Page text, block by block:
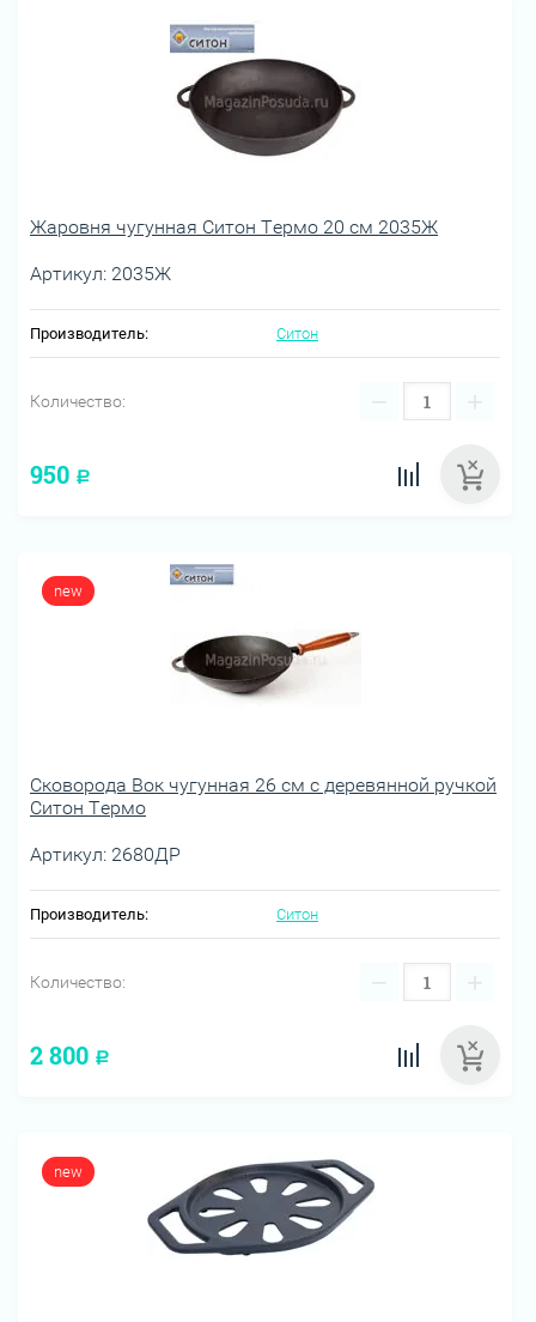
Жаровня чугунная Ситон Термо 20 см 2035Ж
Артикул: 2035Ж
Производитель: Ситон
Количество: − +
950 Р
new
Сковорода Вок чугунная 26 см с деревянной ручкой
Ситон Термо
Артикул: 2680ДР
Производитель: Ситон
Количество: − +
2 800 Р
new